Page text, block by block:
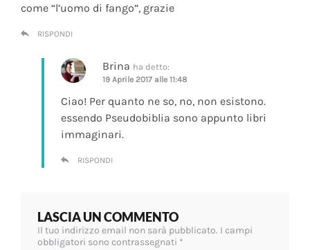
come “l’uomo di fango”, grazie
RISPONDI
Brina ha detto:
19 Aprile 2017 alle 11:48
Ciao! Per quanto ne so, no, non esistono.
essendo Pseudobiblia sono appunto libri
immaginari.
RISPONDI
LASCIA UN COMMENTO
Il tuo indirizzo email non sarà pubblicato. I campi
obbligatori sono contrassegnati *